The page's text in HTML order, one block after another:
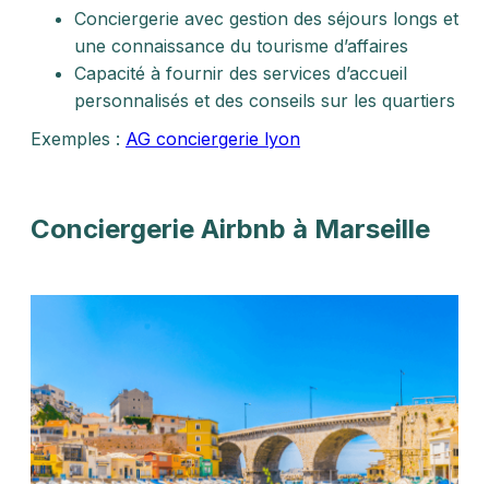
Conciergerie avec gestion des séjours longs et
une connaissance du tourisme d’affaires
Capacité à fournir des services d’accueil
personnalisés et des conseils sur les quartiers
Exemples : AG conciergerie lyon
Conciergerie Airbnb à Marseille